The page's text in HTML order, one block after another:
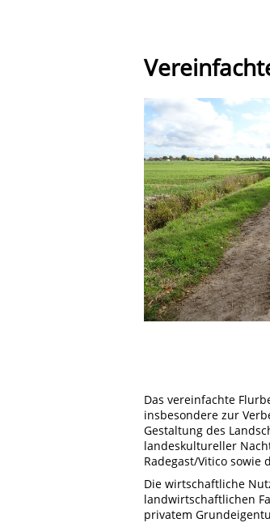
Das vereinfachte
insbesondere zur
Gestaltung des
landeskultureller
Radegast/Vitico sowie
Die wirtschaftliche
landwirtschaftlichen
privatem